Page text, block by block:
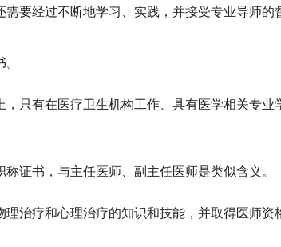
需要经过不断地学习、实践，并接受专业导师的
只有在医疗卫生机构工作、具有医学相关专业
证书，与主任医师、副主任医师是类似含义。
理治疗和心理治疗的知识和技能，并取得医师资